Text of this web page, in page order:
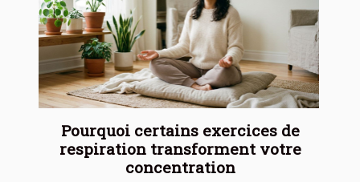
Pourquoi certains exercices de
respiration transforment votre
concentration